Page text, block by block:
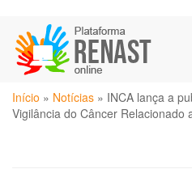
para
conteúdo
principal
Você
está
Início » Notícias » INCA lança a
Vigilância do Câncer Relacionado